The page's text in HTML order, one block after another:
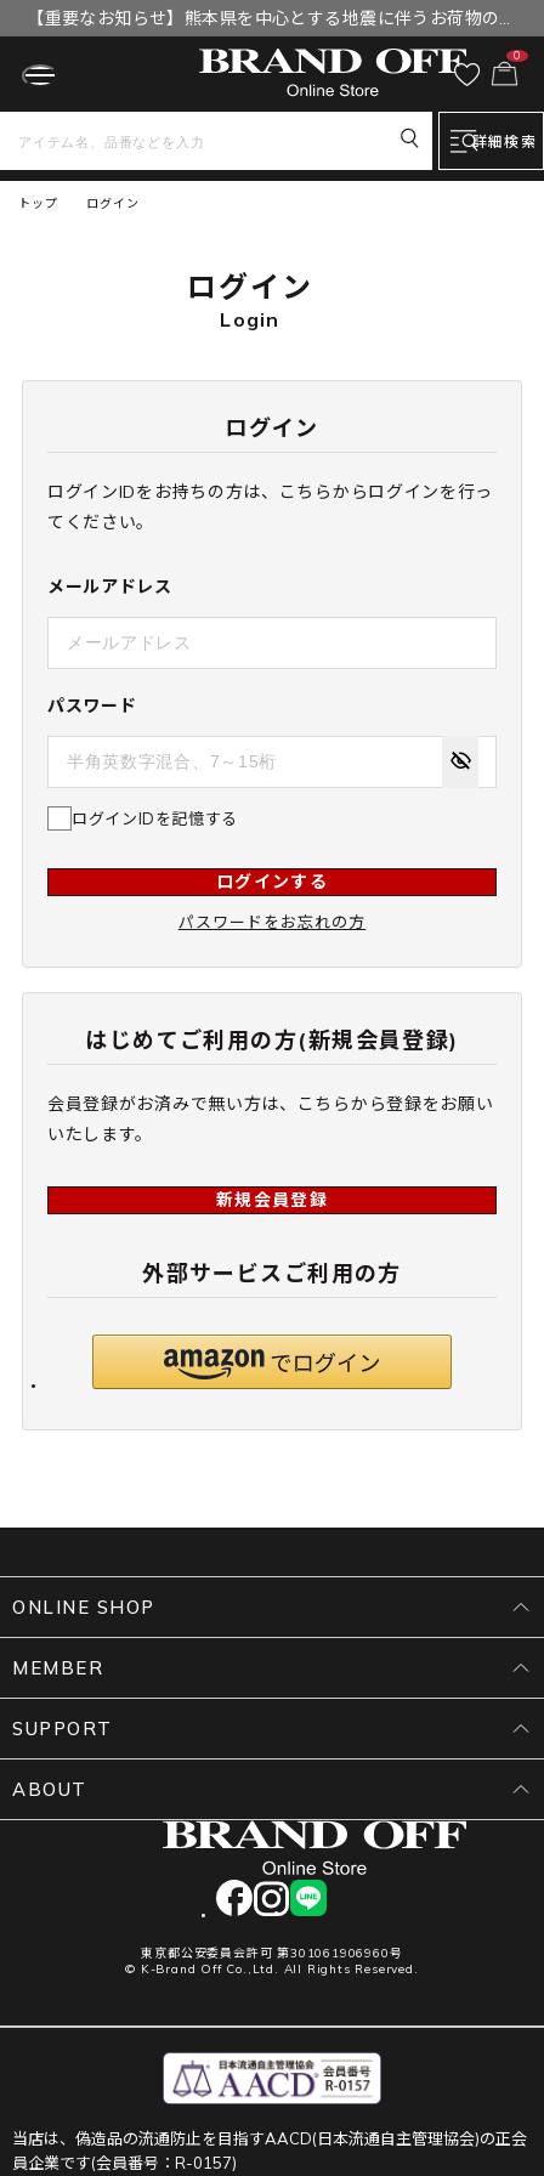
【重要なお知らせ】熊本県を中心とする地震に伴うお荷物のお
届けについて
0
詳細検索
トップ ログイン
ログイン
Login
ログイン
ログインIDをお持ちの方は、こちらからログインを行っ
てください。
メールアドレス
パスワード
ログインIDを記憶する
ログインする
パスワードをお忘れの方
はじめてご利用の方(新規会員登録)
会員登録がお済みで無い方は、こちらから登録をお願い
いたします。
新規会員登録
外部サービスご利用の方
facebookinstagram
LINE
東京都公安委員会許可 第301061906960号
© K-Brand Off Co.,Ltd. All Rights Reserved.
ONLINE SHOP
MEMBER
SUPPORT
ABOUT
当店は、偽造品の流通防止を目指すAACD(日本流通自主管理協会)の正会
員企業です(会員番号：R-0157)